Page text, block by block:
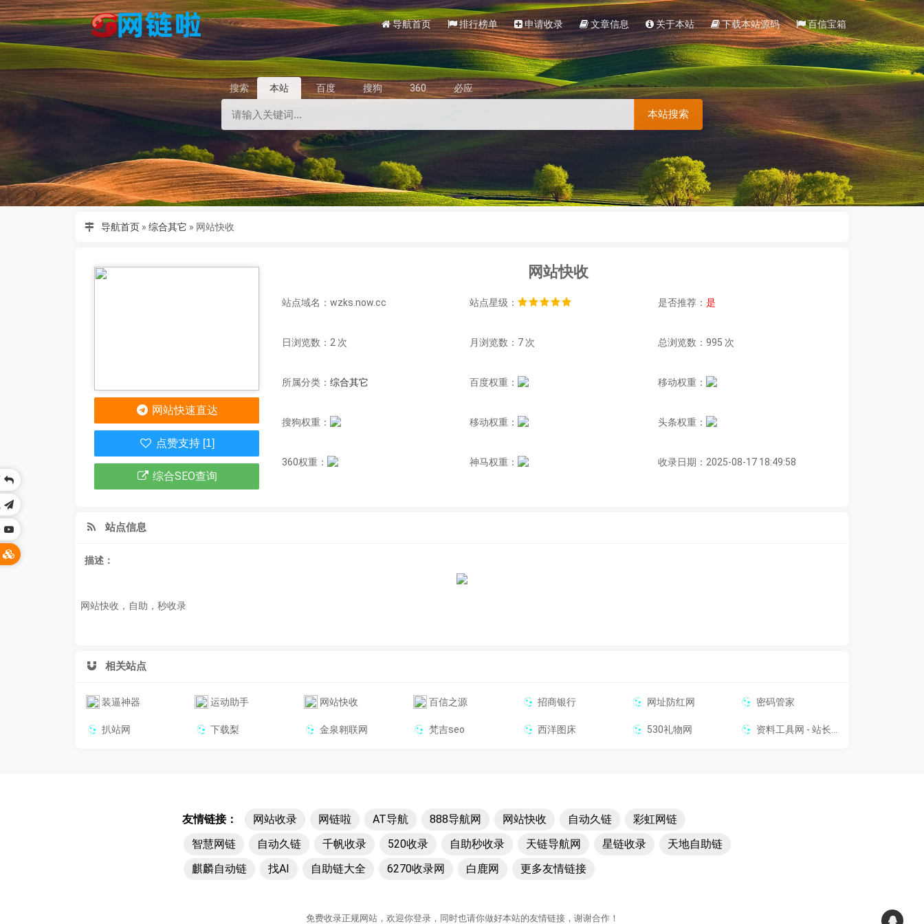
导航首页 排行榜单 申请收录 文章信息 关于本站 下载本站源码 百信宝箱
搜索 本站 百度 搜狗 360 必应
本站搜索
导航首页» 综合其它 » 网站快收
网站快收
站点域名：wzks.now.cc 站点星级： 是否推荐： 是
日浏览数：2 次 月浏览数：7 次 总浏览数：995 次
所属分类： 综合其它 百度权重： 移动权重：
搜狗权重： 移动权重： 头条权重：
360权重： 神马权重： 收录日期：2025-08-17 18:49:58
网站快速直达
点赞支持 [1]
综合SEO查询
站点信息
描述：
网站快收，自助，秒收录
相关站点
装逼神器 运动助手 网站快收 百信之源 招商银行 网址防红网 密码管家
扒站网 下载梨 金泉翱联网 梵吉seo 西洋图床 530礼物网 资料工具网 - 站长工具，资料工具网，免费手机工具 站长工具 源代码查看器
友情链接： 网站收录 网链啦 AT导航 888导航网 网站快收 自动久链
彩虹网链
智慧网链
自动久链 千帆收录 520收录 自助秒收录 天链导航网 星链收录
天地自助链
麒麟自动链
找AI 自助链大全 6270收录网 白鹿网 更多友情链接
免费收录正规网站，欢迎你登录，同时也请你做好本站的友情链接，谢谢合作！